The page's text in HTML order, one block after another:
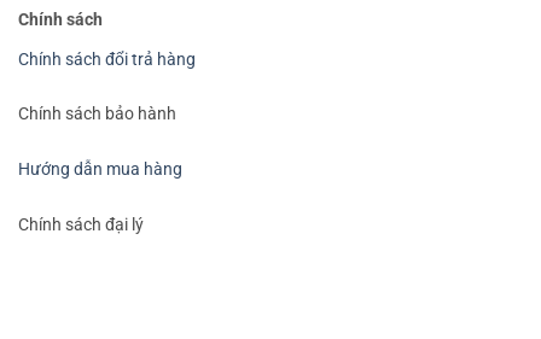
Chính sách
Chính sách đổi trả hàng
Chính sách bảo hành
Hướng dẫn mua hàng
Chính sách đại lý